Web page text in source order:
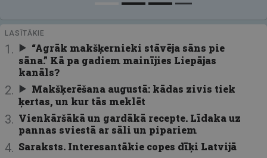
LASĪTĀKIE
“Agrāk makšķernieki stāvēja sāns pie
sāna.” Kā pa gadiem mainījies Liepājas
kanāls?
Makšķerēšana augustā: kādas zivis tiek
ķertas, un kur tās meklēt
Vienkāršākā un gardākā recepte. Līdaka uz
pannas sviestā ar sāli un pipariem
Saraksts. Interesantākie copes dīķi Latvijā